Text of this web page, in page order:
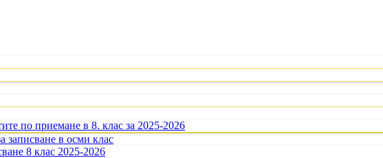
по приемане в 8. клас за 2025-2026
записване в осми клас
8 клас 2025-2026